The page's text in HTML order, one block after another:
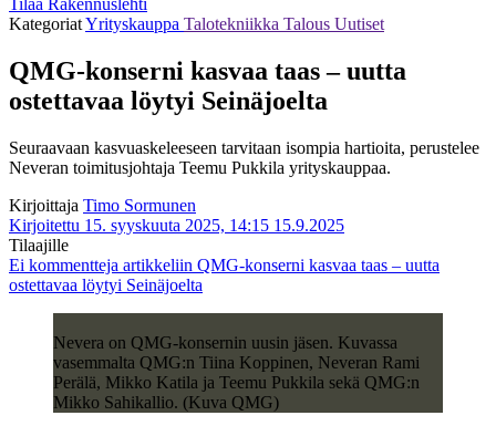
KategoriatYrityskauppa Talotekniikka Talous Uutiset
QMG-konserni kasvaa taas – uutta
ostettavaa löytyi Seinäjoelta
Seuraavaan kasvuaskeleeseen tarvitaan isompia hartioita, perustelee
Neveran toimitusjohtaja Teemu Pukkila yrityskauppaa.
Kirjoittaja Timo Sormunen
Kirjoitettu 15. syyskuuta 2025, 14:15 15.9.2025
Tilaajille
Ei kommentteja artikkeliin QMG-konserni kasvaa taas – uutta
ostettavaa löytyi Seinäjoelta
Nevera on QMG-konsernin uusin jäsen. Kuvassa
vasemmalta QMG:n Tiina Koppinen, Neveran Rami
Perälä, Mikko Katila ja Teemu Pukkila sekä QMG:n
Mikko Sahikallio. (Kuva QMG)